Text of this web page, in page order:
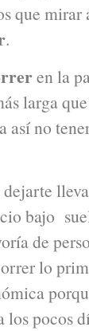
que mirar
.
en la
larga
así no
dejarte
bajo
de
lo
pocos